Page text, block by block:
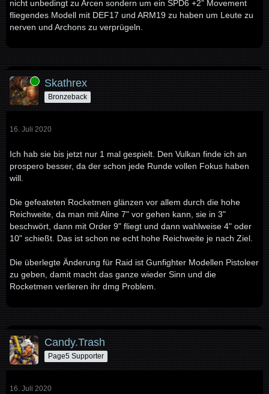
nicht unbedingt zu Arcen sondern um ein SPD6 +2” Movement
fliegendes Modell mit DEF17 und ARM19 zu haben um Leute zu
nerven und Archons zu verprügeln.
Online Skathrex
Bronzeback
16. Juli 2020
Ich hab sie bis jetzt nur 1 mal gespielt. Den Vulkan finde ich an
prospero besser, da der schon jede Runde vollen Fokus haben
will.
Die gefeateten Rocketmen glänzen vor allem durch die hohe
Reichweite, da man mit Aline 7" vor gehen kann, sie in 3"
beschwört, dann mit Order 9" fliegt und dann wahlweise 4" oder
10" schießt. Das ist schon ne echt hohe Reichweite je nach Ziel.
Die überlegte Änderung für Raid ist Gunfighter Modellen Pistoleer
zu geben, damit macht das ganze wieder Sinn und die
Rocketmen verlieren ihr dmg Problem.
Candy.Trash
Page5 Supporter
16. Juli 2020